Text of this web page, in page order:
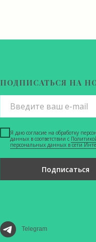
Я даю согласие на обработку
данных в соответствии с
персональных данных в сети
Подписаться
Telegram
ПОДПИСАТЬСЯ НА